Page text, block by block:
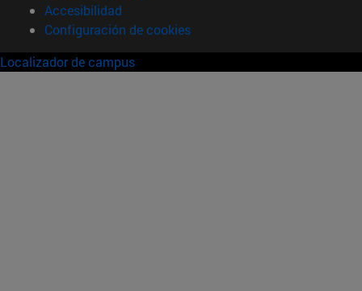
Accesibilidad
Configuración de cookies
Localizador de campus